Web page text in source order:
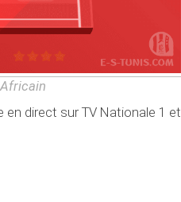
direct sur TV Nationale 1 et